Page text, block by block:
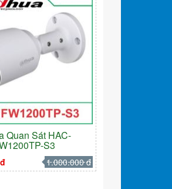
Quan Sát HAC-
S3
1.000.000 đ